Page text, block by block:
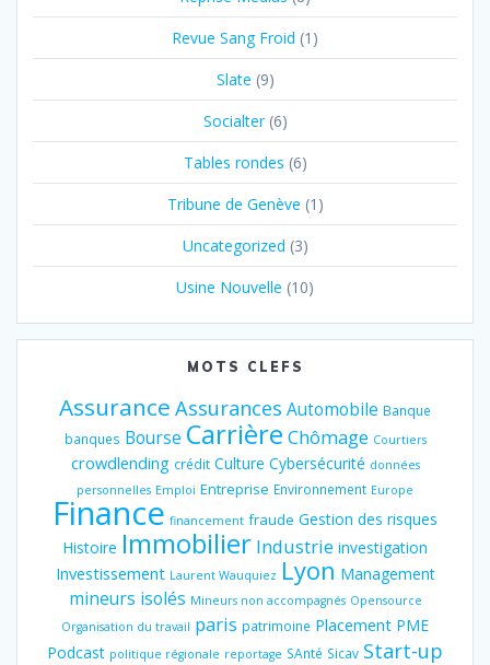
Revue Sang Froid (1)
Slate (9)
Socialter(6)
Tables rondes (6)
Tribune de Genève (1)
Uncategorized (3)
Usine Nouvelle (10)
MOTS CLEFS
Assurance Assurances Automobile Banque
banques Bourse Carrière Chômage Courtiers
crowdlending crédit Culture Cybersécurité données
personnelles Emploi Entreprise Environnement Europe
Finance financement fraude Gestion des risques
Histoire Immobilier Industrie investigation
Investissement Laurent Wauquiez Lyon Management
mineurs isolés Mineurs non accompagnés Opensource
Organisation du travail paris patrimoine Placement PME
Podcast politique régionale reportage SAnté Sicav Start-up